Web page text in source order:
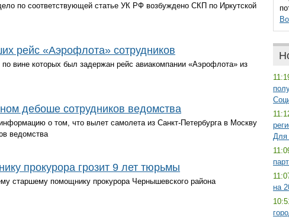
по соответствующей статье УК РФ возбуждено СКП по Иркутской
рейс «Аэрофлота» сотрудников
вине которых был задержан рейс авиакомпании «Аэрофлота» из
дебоше сотрудников ведомства
о том, что вылет самолета из Санкт-Петербурга в Москву
ведомства
прокурора грозит 9 лет тюрьмы
старшему помощнику прокурора Чернышевского района
Для
на